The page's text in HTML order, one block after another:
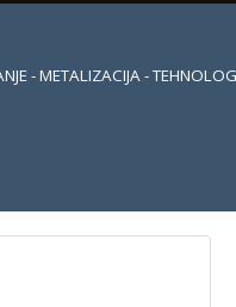
- METALIZACIJA -